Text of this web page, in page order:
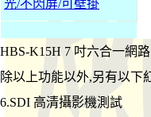
光/不閃屏/可壁掛
HBS-K15H 7 吋六合一網
除以上功能以外,另有以下
6.SDI 高清攝影機測試